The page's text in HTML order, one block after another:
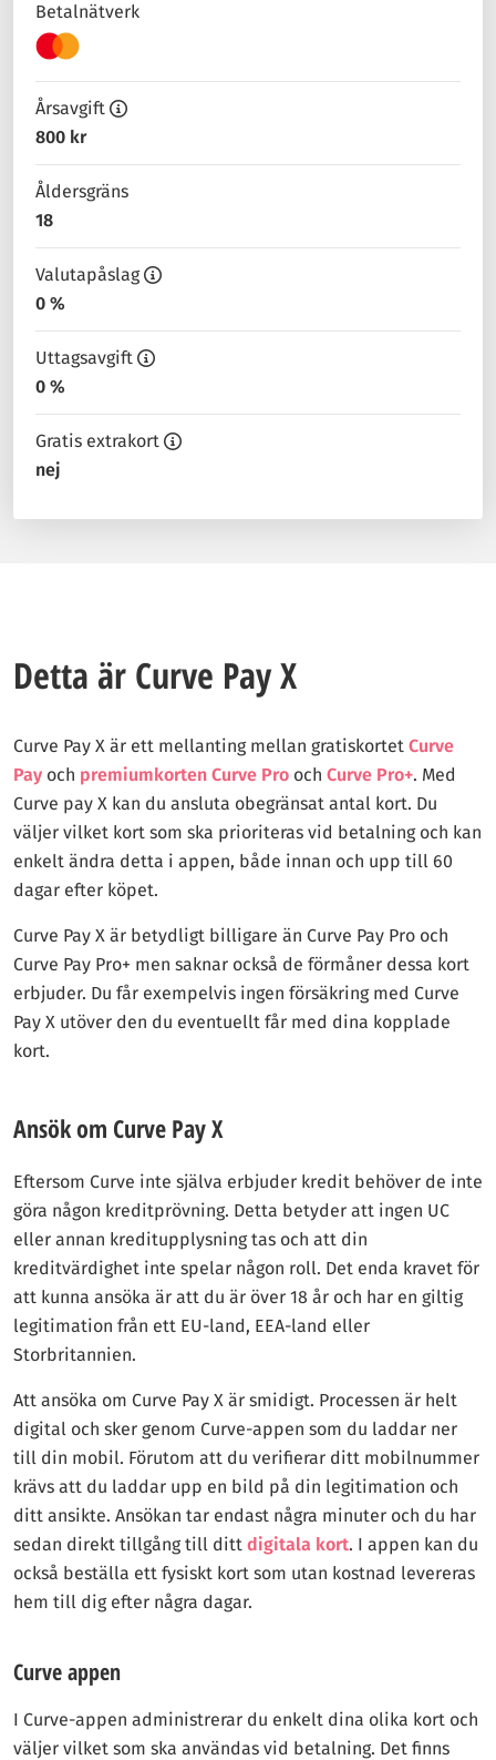
Betalnätverk
Årsavgift
800 kr
Åldersgräns
18
Valutapåslag
0 %
Uttagsavgift
0 %
Gratis extrakort
nej
Detta är Curve Pay X
Curve Pay X är ett mellanting mellan gratiskortet Curve
Pay och premiumkorten Curve Pro och Curve Pro+. Med
Curve pay X kan du ansluta obegränsat antal kort. Du
väljer vilket kort som ska prioriteras vid betalning och kan
enkelt ändra detta i appen, både innan och upp till 60
dagar efter köpet.
Curve Pay X är betydligt billigare än Curve Pay Pro och
Curve Pay Pro+ men saknar också de förmåner dessa kort
erbjuder. Du får exempelvis ingen försäkring med Curve
Pay X utöver den du eventuellt får med dina kopplade
kort.
Ansök om Curve Pay X
Eftersom Curve inte själva erbjuder kredit behöver de inte
göra någon kreditprövning. Detta betyder att ingen UC
eller annan kreditupplysning tas och att din
kreditvärdighet inte spelar någon roll. Det enda kravet för
att kunna ansöka är att du är över 18 år och har en giltig
legitimation från ett EU-land, EEA-land eller
Storbritannien.
Att ansöka om Curve Pay X är smidigt. Processen är helt
digital och sker genom Curve-appen som du laddar ner
till din mobil. Förutom att du verifierar ditt mobilnummer
krävs att du laddar upp en bild på din legitimation och
ditt ansikte. Ansökan tar endast några minuter och du har
sedan direkt tillgång till ditt digitala kort. I appen kan du
också beställa ett fysiskt kort som utan kostnad levereras
hem till dig efter några dagar.
Curve appen
I Curve-appen administrerar du enkelt dina olika kort och
väljer vilket som ska användas vid betalning. Det finns